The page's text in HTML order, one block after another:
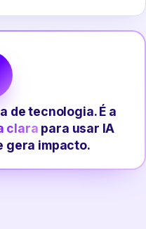
de tecnologia. É a
clara para usar IA
gera impacto.